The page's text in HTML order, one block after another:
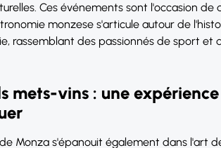
Ces événements sont l'occasion de
monzese s'articule autour de
rassemblant des passionnés de sport et
mets-vins : une
Monza s'épanouit également dans l'art